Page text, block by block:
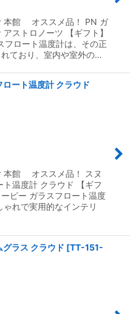
本館 オススメ品！ PN ガ
ストロノーツ 【ギフト】
フロート温度計は、その正
ており、室内や室外の…
ロート温度計 クラウド
本館 オススメ品！ スヌ
ト温度計 クラウド 【ギフ
ピー ガラスフロート温度
れで実用的なインテリ
グラス クラウド [TT-151-